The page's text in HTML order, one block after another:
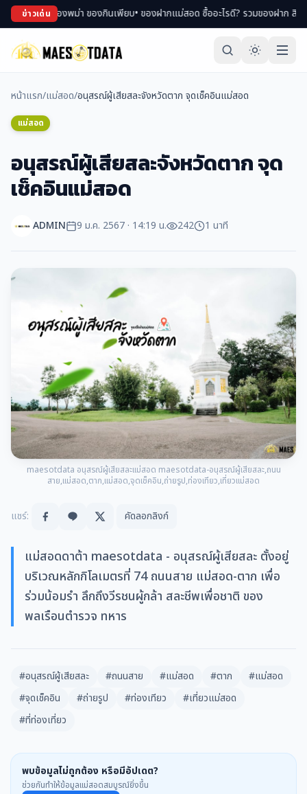
ข่าวเด่น
ช้อปของพม่า ของกินเพียบ• ของฝากแม่สอด ซื้ออะไรดี? รวมของฝาก สินค้า
หน้าแรก/แม่สอด/อนุสรณ์ผู้เสียสละจังหวัดตาก จุดเช็คอินแม่สอด
แม่สอด
อนุสรณ์ผู้เสียสละจังหวัดตาก จุด
เช็คอินแม่สอด
ADMIN 9 ม.ค. 2567 · 14:19 น. 242 1 นาที
maesotdata อนุสรณ์ผู้เสียสละแม่สอด maesotdata-อนุสรณ์ผู้เสียสละ,ถนน
สาย,แม่สอด,ตาก,แม่สอด,จุดเช็คอิน,ถ่ายรูป,ท่องเทียว,เที่ยวแม่สอด
แชร์: คัดลอกลิงก์
แม่สอดดาต้า maesotdata - อนุสรณ์ผู้เสียสละ ตั้งอยู่
บริเวณหลักกิโลเมตรที่ 74 ถนนสาย แม่สอด-ตาก เพื่อ
ร่วมน้อมรำ ลึกถึงวีรชนผู้กล้า สละชีพเพื่อชาติ ของ
พลเรือนตำรวจ ทหาร
#อนุสรณ์ผู้เสียสละ #ถนนสาย #แม่สอด #ตาก
#แม่สอด
#จุดเช็คอิน
#ถ่ายรูป #ท่องเทียว
#เที่ยวแม่สอด
#ที่ท่องเที่ยว
พบข้อมูลไม่ถูกต้อง หรือมีอัปเดต?
ช่วยกันทำให้ข้อมูลแม่สอดสมบูรณ์ยิ่งขึ้น